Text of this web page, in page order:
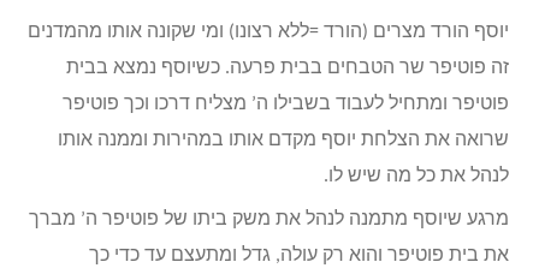
יוסף הורד מצרים (הורד =ללא רצונו) ומי שקונה אותו מהמדנים
זה פוטיפר שר הטבחים בבית פרעה. כשיוסף נמצא בבית
פוטיפר ומתחיל לעבוד בשבילו ה’ מצליח דרכו וכך פוטיפר
שרואה את הצלחת יוסף מקדם אותו במהירות וממנה אותו
לנהל את כל מה שיש לו.
מרגע שיוסף מתמנה לנהל את משק ביתו של פוטיפר ה’ מברך
את בית פוטיפר והוא רק עולה, גדל ומתעצם עד כדי כך